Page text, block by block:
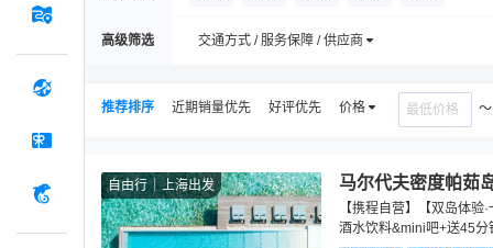
高级筛选 交通方式 / 服务保障 / 供应商
推荐排序 近期销量优先 好评优先 价格
自由行 上海出发 马尔代夫密度帕茹
【携程自营】【双岛体
酒水饮料&mini吧+送45分